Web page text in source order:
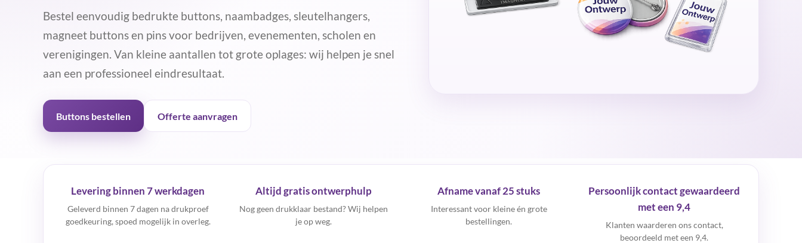
Bestel eenvoudig bedrukte buttons, naambadges, sleutelhangers,
magneet buttons en pins voor bedrijven, evenementen, scholen en
verenigingen. Van kleine aantallen tot grote oplages: wij helpen je snel
aan een professioneel eindresultaat.
Buttons bestellen Offerte aanvragen
Levering binnen 7 werkdagen
Geleverd binnen 7 dagen na drukproef
goedkeuring, spoed mogelijk in overleg.
Altijd gratis ontwerphulp
Nog geen drukklaar bestand? Wij helpen
je op weg.
Afname vanaf 25 stuks
Interessant voor kleine én grote
bestellingen.
Persoonlijk contact gewaardeerd
met een 9,4
Klanten waarderen ons contact,
beoordeeld met een 9,4.